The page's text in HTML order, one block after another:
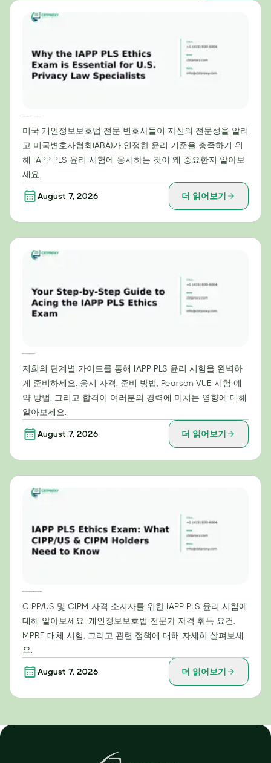
미국 개인정보보호법 전문 변호사들이 자신의 전문성을 알리
고 미국변호사협회(ABA)가 인정한 윤리 기준을 충족하기 위
해 IAPP PLS 윤리 시험에 응시하는 것이 왜 중요한지 알아보
세요.
August 7, 2026 더 읽어보기
저희의 단계별 가이드를 통해 IAPP PLS 윤리 시험을 완벽하
게 준비하세요. 응시 자격, 준비 방법, Pearson VUE 시험 예
약 방법, 그리고 합격이 여러분의 경력에 미치는 영향에 대해
알아보세요.
August 7, 2026 더 읽어보기
CIPP/US 및 CIPM 자격 소지자를 위한 IAPP PLS 윤리 시험에
대해 알아보세요. 개인정보보호법 전문가 자격 취득 요건,
MPRE 대체 시험, 그리고 관련 정책에 대해 자세히 살펴보세
요.
August 7, 2026 더 읽어보기